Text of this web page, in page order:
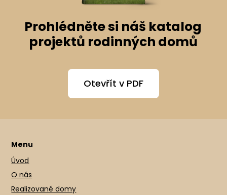
Prohlédněte si náš katalog
projektů rodinných domů
Otevřít v PDF
Menu
Úvod
O nás
Realizované domy